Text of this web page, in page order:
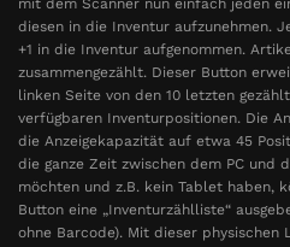
diesen in die Inventur aufzunehmen.
+1 in die Inventur aufgenommen.
zusammengezählt. Dieser Button
linken Seite von den 10 letzten
verfügbaren Inventurpositionen. Die
die Anzeigekapazität auf etwa 45
die ganze Zeit zwischen dem PC und
möchten und z.B. kein Tablet haben,
Button eine „Inventurzählliste“
ohne Barcode). Mit dieser physischen